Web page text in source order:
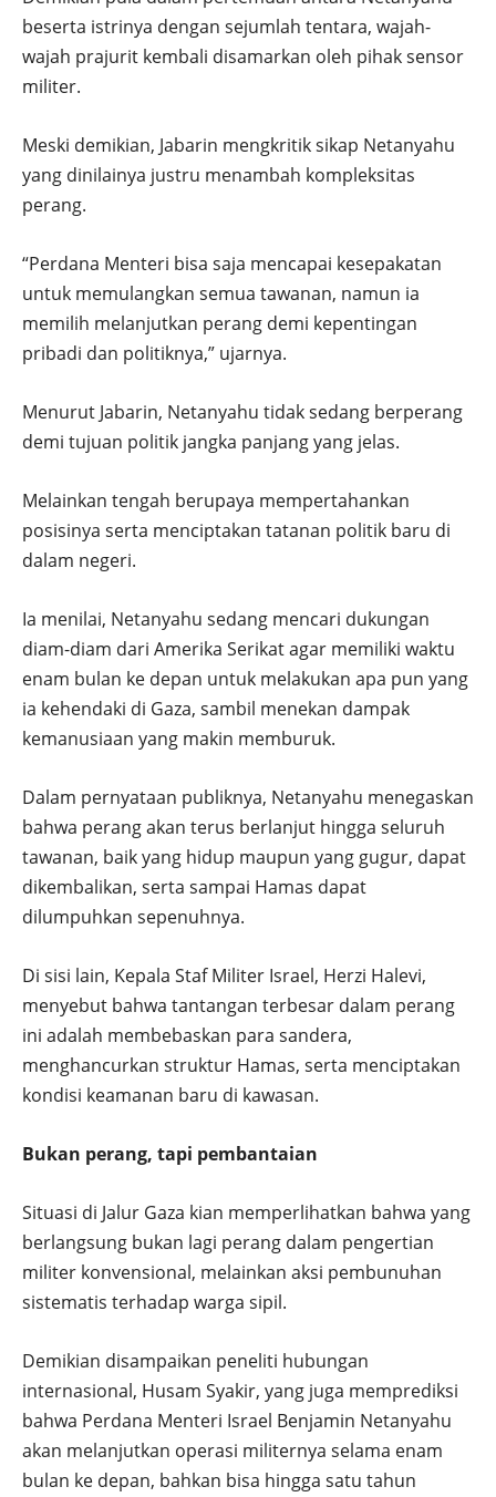
beserta istrinya dengan sejumlah tentara, wajah-
wajah prajurit kembali disamarkan oleh pihak sensor
militer.
Meski demikian, Jabarin mengkritik sikap Netanyahu
yang dinilainya justru menambah kompleksitas
perang.
“Perdana Menteri bisa saja mencapai kesepakatan
untuk memulangkan semua tawanan, namun ia
memilih melanjutkan perang demi kepentingan
pribadi dan politiknya,” ujarnya.
Menurut Jabarin, Netanyahu tidak sedang berperang
demi tujuan politik jangka panjang yang jelas.
Melainkan tengah berupaya mempertahankan
posisinya serta menciptakan tatanan politik baru di
dalam negeri.
Ia menilai, Netanyahu sedang mencari dukungan
diam-diam dari Amerika Serikat agar memiliki waktu
enam bulan ke depan untuk melakukan apa pun yang
ia kehendaki di Gaza, sambil menekan dampak
kemanusiaan yang makin memburuk.
Dalam pernyataan publiknya, Netanyahu menegaskan
bahwa perang akan terus berlanjut hingga seluruh
tawanan, baik yang hidup maupun yang gugur, dapat
dikembalikan, serta sampai Hamas dapat
dilumpuhkan sepenuhnya.
Di sisi lain, Kepala Staf Militer Israel, Herzi Halevi,
menyebut bahwa tantangan terbesar dalam perang
ini adalah membebaskan para sandera,
menghancurkan struktur Hamas, serta menciptakan
kondisi keamanan baru di kawasan.
Bukan perang, tapi pembantaian
Situasi di Jalur Gaza kian memperlihatkan bahwa yang
berlangsung bukan lagi perang dalam pengertian
militer konvensional, melainkan aksi pembunuhan
sistematis terhadap warga sipil.
Demikian disampaikan peneliti hubungan
internasional, Husam Syakir, yang juga memprediksi
bahwa Perdana Menteri Israel Benjamin Netanyahu
akan melanjutkan operasi militernya selama enam
bulan ke depan, bahkan bisa hingga satu tahun